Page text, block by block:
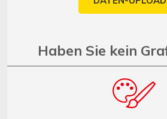
Haben Sie kein